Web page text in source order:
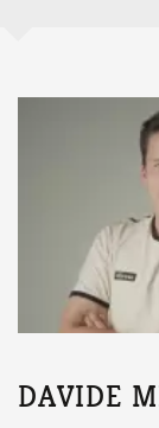
DAVIDE